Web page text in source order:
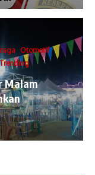
Otomotif
Trending
Malam